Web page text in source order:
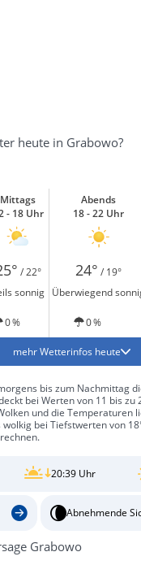
heute in Grabowo?
Mittags
- 18 Uhr
Abends
18 - 22 Uhr
/ 22° 24° / 19°
sonnig Überwiegend
0 % 0 %
mehr Wetterinfos heute
bis zum Nachmittag
bei Werten von 11 bis zu
und die Temperaturen
bei Tiefstwerten von
20:39 Uhr
Abnehmende
Grabowo